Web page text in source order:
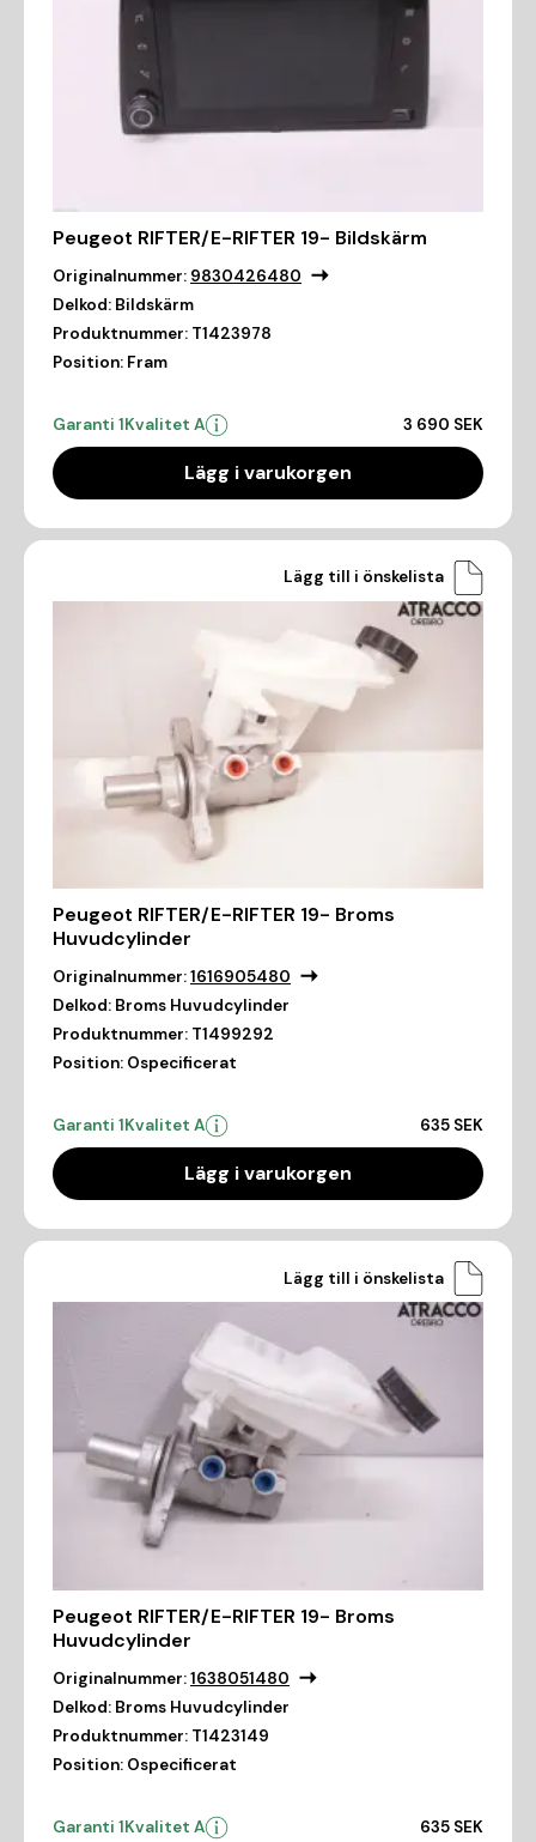
Peugeot RIFTER/E-RIFTER 19- Bildskärm
Originalnummer: 9830426480
Delkod: Bildskärm
Produktnummer: T1423978
Position: Fram
Garanti 1Kvalitet A 3 690 SEK
Lägg i varukorgen
Lägg till i önskelista
Peugeot RIFTER/E-RIFTER 19- Broms
Huvudcylinder
Originalnummer:1616905480
Delkod: Broms Huvudcylinder
Produktnummer: T1499292
Position: Ospecificerat
Garanti 1Kvalitet A 635 SEK
Lägg i varukorgen
Lägg till i önskelista
Peugeot RIFTER/E-RIFTER 19- Broms
Huvudcylinder
Originalnummer:1638051480
Delkod: Broms Huvudcylinder
Produktnummer: T1423149
Position: Ospecificerat
Garanti 1Kvalitet A 635 SEK